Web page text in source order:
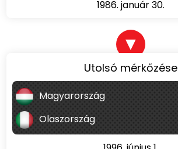
1986. január 30.
▼
Utolsó mérkőzése
Magyarország
Olaszország